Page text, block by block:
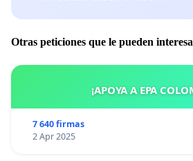
Otras peticiones que le pueden
¡APOYA A EPA
7 640 firmas
2 Apr 2025